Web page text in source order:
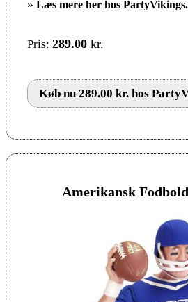
» Læs mere her hos
Pris: 289.00 kr.
Køb nu 289.00 kr. hos
Amerikansk